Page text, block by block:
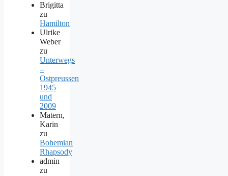
Brigitta
zu
Hamilton
Ulrike
Weber
zu
Unterwegs
–
Ostpreussen
1945
und
2009
Matern,
Karin
zu
Bohemian
Rhapsody
admin
zu